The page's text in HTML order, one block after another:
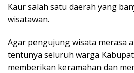
Kaur salah satu daerah yang
wisatawan.
Agar pengujung wisata merasa
tentunya seluruh warga
memberikan keramahan dan